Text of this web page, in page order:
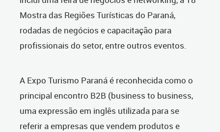
Mostra das Regiões Turísticas do Paraná,
rodadas de negócios e capacitação para
profissionais do setor, entre outros eventos.
A Expo Turismo Paraná é reconhecida como o
principal encontro B2B (business to business,
uma expressão em inglês utilizada para se
referir a empresas que vendem produtos e